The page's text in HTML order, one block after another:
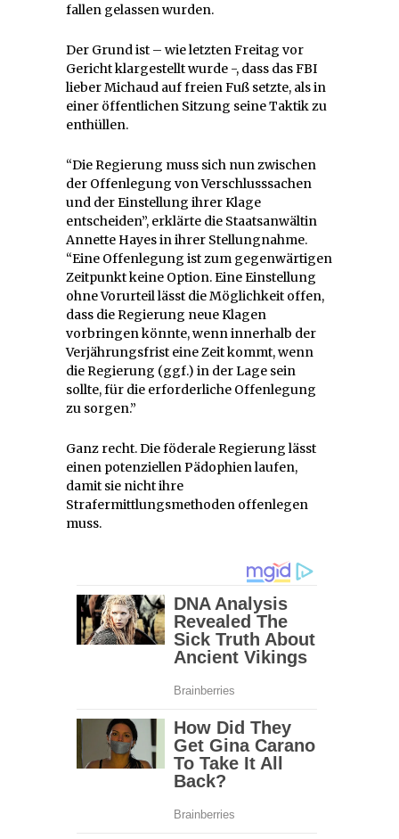
fallen gelassen wurden.
Der Grund ist – wie letzten Freitag vor
Gericht klargestellt wurde -, dass das FBI
lieber Michaud auf freien Fuß setzte, als in
einer öffentlichen Sitzung seine Taktik zu
enthüllen.
“Die Regierung muss sich nun zwischen
der Offenlegung von Verschlusssachen
und der Einstellung ihrer Klage
entscheiden”, erklärte die Staatsanwältin
Annette Hayes in ihrer Stellungnahme.
“Eine Offenlegung ist zum gegenwärtigen
Zeitpunkt keine Option. Eine Einstellung
ohne Vorurteil lässt die Möglichkeit offen,
dass die Regierung neue Klagen
vorbringen könnte, wenn innerhalb der
Verjährungsfrist eine Zeit kommt, wenn
die Regierung (ggf.) in der Lage sein
sollte, für die erforderliche Offenlegung
zu sorgen.”
Ganz recht. Die föderale Regierung lässt
einen potenziellen Pädophien laufen,
damit sie nicht ihre
Strafermittlungsmethoden offenlegen
muss.